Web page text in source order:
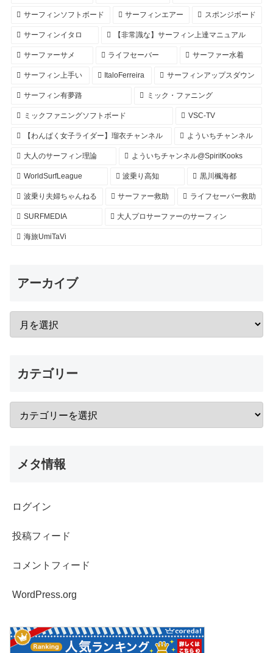
サーフィンソフトボード サーフィンエアー スポンジボード
サーフィンイタロ 【非常識な】サーフィン上達マニュアル
サーファーサメ ライフセーバー サーファー水着
サーフィン上手い ItaloFerreira サーフィンアップスダウン
サーフィン有夢路 ミック・ファニング
ミックファニングソフトボード VSC-TV
【わんぱく女子ライダー】瑠衣チャンネル よういちチャンネル
大人のサーフィン理論 よういちチャンネル@SpiritKooks
WorldSurfLeague 波乗り高知 黒川楓海都
波乗り夫婦ちゃんねる サーファー救助 ライフセーバー救助
SURFMEDIA 大人プロサーファーのサーフィン
海旅UmiTaVi
アーカイブ
カテゴリー
メタ情報
ログイン
投稿フィード
コメントフィード
WordPress.org